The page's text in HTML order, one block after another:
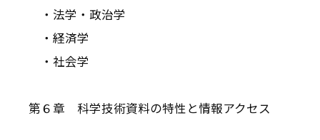
・法学・政治学
・経済学
・社会学
第６章 科学技術資料の特性と情報アクセス